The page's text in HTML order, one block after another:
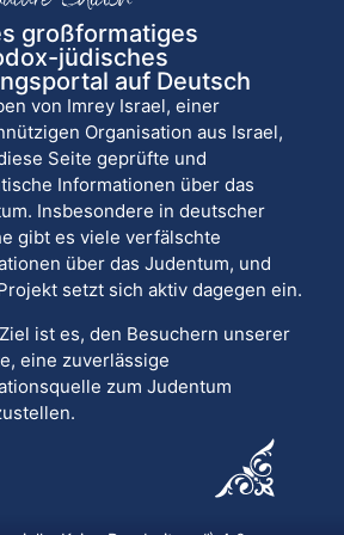
großformatiges
jüdisches
auf Deutsch
von Imrey Israel, einer
Organisation aus Israel,
Seite geprüfte und
Informationen über das
Insbesondere in deutscher
gibt es viele verfälschte
über das Judentum, und
setzt sich aktiv dagegen ein.
ist es, den Besuchern unserer
eine zuverlässige
zum Judentum